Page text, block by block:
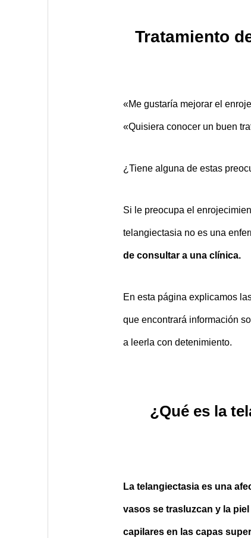
Tratamiento
«Me gustaría mejorar el
«Quisiera conocer un buen
¿Tiene alguna de estas
Si le preocupa el
telangiectasia no es una
de consultar a una clínica.
En esta página explicamos
que encontrará información
a leerla con detenimiento.
¿Qué es la
La telangiectasia es una
vasos se trasluzcan y la
capilares en las capas